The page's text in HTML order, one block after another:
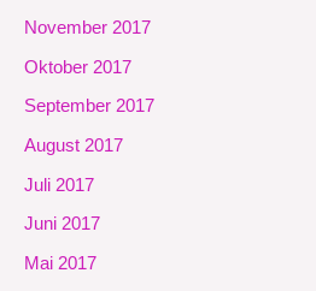
November 2017
Oktober 2017
September 2017
August 2017
Juli 2017
Juni 2017
Mai 2017